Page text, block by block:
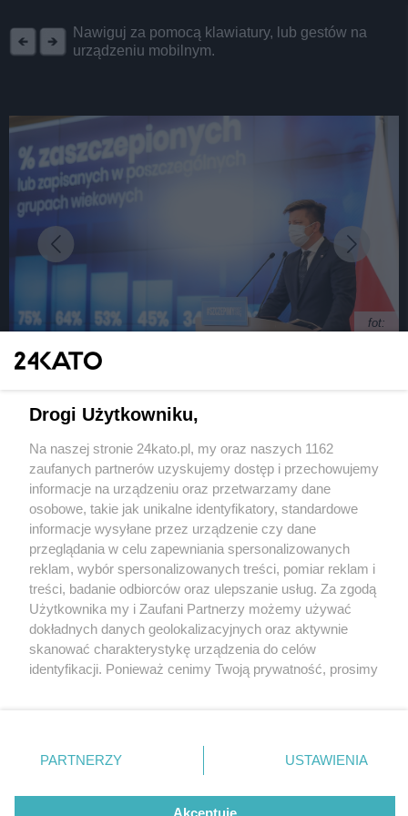
Nawiguj za pomocą klawiatury, lub gestów na
urządzeniu mobilnym.
fot:
COVID-19. Loteria i nagrody dla gmin. Nowości w
1 / 4
Dworczyk
Minister Michał Dworczyk
Wydawca mediów lokalnych
Nie zapomnij
zapoznać się z:
polityką prywatności regulamin korzystania z portali
Twojemiasto
Piekary Śląskie
Chorzów
Tarnowskie Góry
Gliwice
Skontakuj sięz nami
Kontakt
Wydawca
Redakcja
Drogi Użytkowniku,
Na naszej stronie 24kato.pl, my oraz naszych 1162
zaufanych partnerów uzyskujemy dostęp i przechowujemy
informacje na urządzeniu oraz przetwarzamy dane
osobowe, takie jak unikalne identyfikatory, standardowe
informacje wysyłane przez urządzenie czy dane
przeglądania w celu zapewniania spersonalizowanych
reklam, wybór spersonalizowanych treści, pomiar reklam i
treści, badanie odbiorców oraz ulepszanie usług. Za zgodą
Użytkownika my i Zaufani Partnerzy możemy używać
dokładnych danych geolokalizacyjnych oraz aktywnie
skanować charakterystykę urządzenia do celów
identyfikacji. Ponieważ cenimy Twoją prywatność, prosimy
prywatności znajdujący się w lewym dolnym rogu strony
. Niektóre rodzaje przetwarzania danych nie wymagają
zgody użytkownika, ale masz prawo sprzeciwić się
takiemu przetwarzaniu. Preferencje będą miały
PARTNERZY USTAWIENIA
Akceptuję